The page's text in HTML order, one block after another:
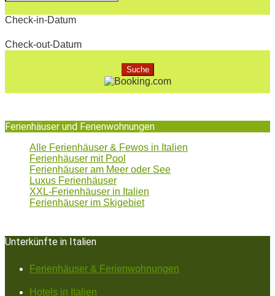
Check-in-Datum
Check-out-Datum
Ferienhäuser und Ferienwohnungen
Alle Ferienhäuser & Fewos in Italien
Ferienhäuser mit Pool
Ferienhäuser am Meer oder See
Luxus Ferienhäuser
XXL-Ferienhäuser in Italien
Ferienhäuser im Skigebiet
Unterkünfte in Italien
Ferienhäuser & Ferienwohnungen
Hotels in Italien